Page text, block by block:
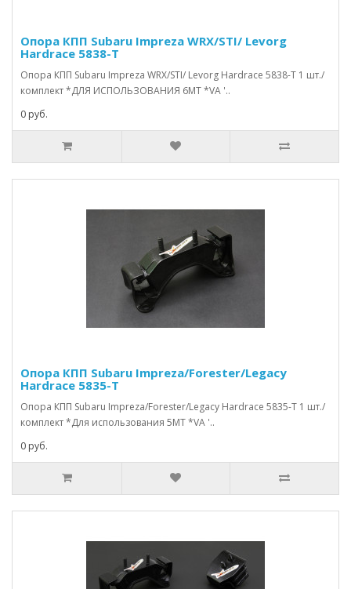
Опора КПП Subaru Impreza WRX/STI/ Levorg
Hardrace 5838-T
Опора КПП Subaru Impreza WRX/STI/ Levorg Hardrace 5838-T 1 шт./
комплект *ДЛЯ ИСПОЛЬЗОВАНИЯ 6MT *VA '..
0 руб.
Опора КПП Subaru Impreza/Forester/Legacy
Hardrace 5835-T
Опора КПП Subaru Impreza/Forester/Legacy Hardrace 5835-T 1 шт./
комплект *Для использования 5MT *VA '..
0 руб.